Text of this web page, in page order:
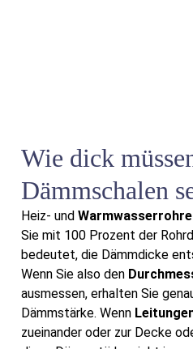
Wie dick
Dämmschalen
Heiz- und Warmwasserrohre
Sie mit 100 Prozent der
bedeutet, die Dämmdicke
Wenn Sie also den
ausmessen, erhalten Sie
Dämmstärke. Wenn
zueinander oder zur Decke